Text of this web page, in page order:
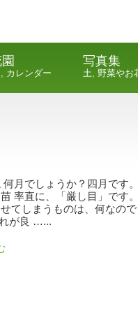
カレンダー
写真集
土, 野菜やお
何月でしょうか？四月です
率直に、「厳し目」です
てしまうものは、何なの
が良 …...